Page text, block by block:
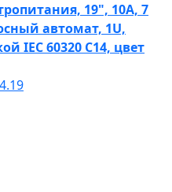
19", 10А, 7
автомат, 1U,
IEC 60320 C14, цвет